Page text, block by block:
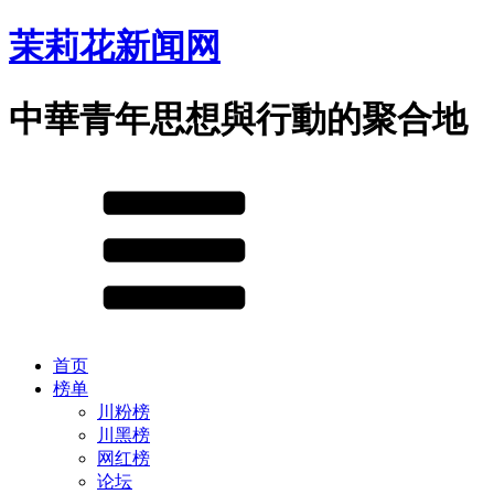
茉莉花新闻网
中華青年思想與行動的聚合地
首页
榜单
川粉榜
川黑榜
网红榜
论坛